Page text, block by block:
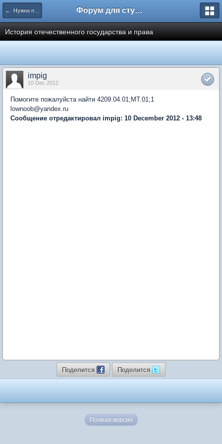
← Нужна помощь Форум для студента СГА
История отечественного государства и права
impig
10 Dec 2012
Помогите пожалуйста найти 4209.04.01;MT.01;1
lownoob@yandex.ru
Сообщение отредактировал impig: 10 December 2012 - 13:48
Поделится Поделится
Полная версия